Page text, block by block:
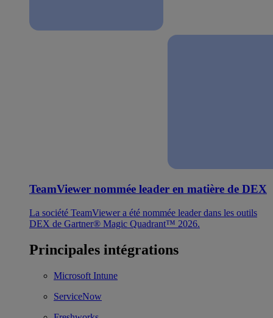
TeamViewer nommée leader en matière de DEX
La société TeamViewer a été nommée leader dans les outils
DEX de Gartner® Magic Quadrant™ 2026.
Principales intégrations
Microsoft Intune
ServiceNow